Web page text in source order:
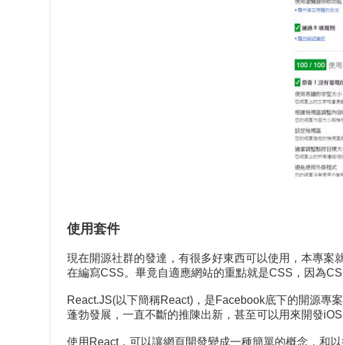
使用套件
現在開源社群的發達，有很多好東西可以使用，本專案
在編寫CSS。畢竟自適應網站的重點就是CSS，因為
React.JS(以下簡稱React)，是Facebook底下的開源專
蓬勃發展，一直不斷的推陳出新，甚至可以用來開發iOS
使用React，可以讓網頁開發變成一種簡單的概念，和